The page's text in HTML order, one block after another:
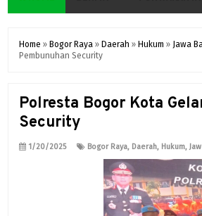
Home » Bogor Raya » Daerah » Hukum » Jawa
Pembunuhan Security
Polresta Bogor Kota
Security
1/20/2025 Bogor Raya, Daerah, Hukum,